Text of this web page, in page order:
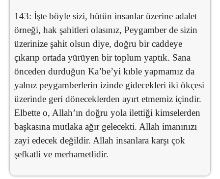
143: İşte böyle sizi, bütün insanlar üzerine adalet
örneği, hak şahitleri olasınız, Peygamber de sizin
üzerinize şahit olsun diye, doğru bir caddeye
çıkarıp ortada yürüyen bir toplum yaptık. Sana
önceden durduğun Ka’be’yi kıble yapmamız da
yalnız peygamberlerin izinde gidecekleri iki ökçesi
üzerinde geri döneceklerden ayırt etmemiz içindir.
Elbette o, Allah’ın doğru yola ilettiği kimselerden
başkasına mutlaka ağır gelecekti. Allah imanınızı
zayi edecek değildir. Allah insanlara karşı çok
şefkatli ve merhametlidir.